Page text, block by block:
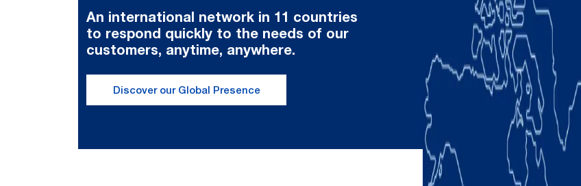
An international network in 11 countries
to respond quickly to the needs of our
customers, anytime, anywhere.
Discover our Global Presence